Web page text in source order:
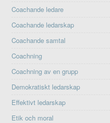
Coachande ledare
Coachande ledarskap
Coachande samtal
Coachning
Coachning av en grupp
Demokratiskt ledarskap
Effektivt ledarskap
Etik och moral